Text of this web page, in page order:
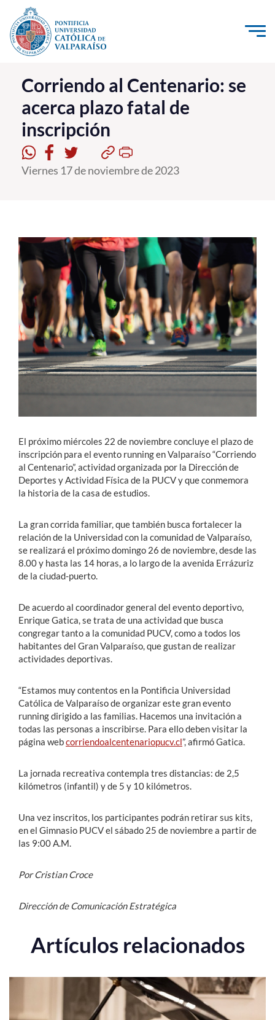
Click acá para ir directamente al contenido
La Universidad
Investigación, Creación e Innovación
PUCV Internacional
Vinculación con el Medio
Postgrado
Formación Continua
Estudiantes
Académicos
Funcionarios
Alumni
Corriendo al Centenario: se
acerca plazo fatal de
inscripción
Viernes 17 de noviembre de 2023
El próximo miércoles 22 de noviembre concluye el plazo de
inscripción para el evento running en Valparaíso “Corriendo
al Centenario”, actividad organizada por la Dirección de
Deportes y Actividad Física de la PUCV y que conmemora
la historia de la casa de estudios.
La gran corrida familiar, que también busca fortalecer la
relación de la Universidad con la comunidad de Valparaíso,
se realizará el próximo domingo 26 de noviembre, desde las
8.00 y hasta las 14 horas, a lo largo de la avenida Errázuriz
de la ciudad-puerto.
De acuerdo al coordinador general del evento deportivo,
Enrique Gatica, se trata de una actividad que busca
congregar tanto a la comunidad PUCV, como a todos los
habitantes del Gran Valparaíso, que gustan de realizar
actividades deportivas.
“Estamos muy contentos en la Pontificia Universidad
Católica de Valparaíso de organizar este gran evento
running dirigido a las familias. Hacemos una invitación a
todas las personas a inscribirse. Para ello deben visitar la
página webcorriendoalcentenariopucv.cl”, afirmó Gatica.
La jornada recreativa contempla tres distancias: de 2,5
kilómetros (infantil) y de 5 y 10 kilómetros.
Una vez inscritos, los participantes podrán retirar sus kits,
en el Gimnasio PUCV el sábado 25 de noviembre a partir de
las 9:00 A.M.
Por Cristian Croce
Dirección de Comunicación Estratégica
Artículos relacionados